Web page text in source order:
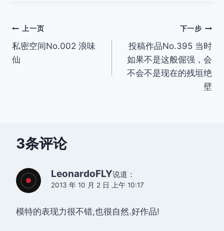
文
章
上一页
私密空间No.002 浪味
仙
下一步
投稿作品No.395 当时
如果不是这般倔强，会
不会不是现在的残垣绝
壁
3条评论
LeonardoFLY说道：
2013 年 10 月 2 日 上午 10:17
模特的表现力很不错,也很自然.好作品!